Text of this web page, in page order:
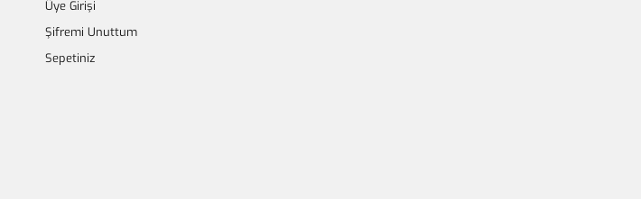
Üye Girişi
Şifremi Unuttum
Sepetiniz